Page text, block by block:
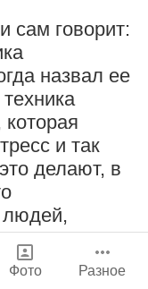
Тхакуру,
Айдахо, США
2008|
сам говорит:
назвал ее
которая
и так
делают, в
людей,
стрессу.
медитацией,
2025
Фото Разное